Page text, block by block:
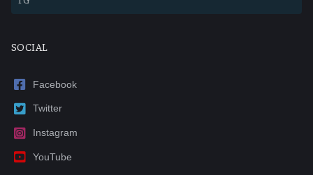
SOCIAL
Facebook
Twitter
Instagram
YouTube